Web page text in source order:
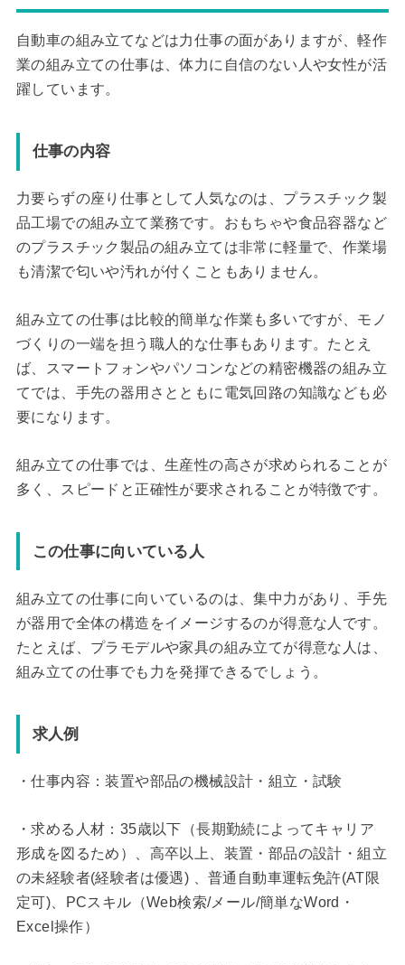
自動車の組み立てなどは力仕事の面がありますが、軽作
業の組み立ての仕事は、体力に自信のない人や女性が活
躍しています。
仕事の内容
力要らずの座り仕事として人気なのは、プラスチック製
品工場での組み立て業務です。おもちゃや食品容器など
のプラスチック製品の組み立ては非常に軽量で、作業場
も清潔で匂いや汚れが付くこともありません。
組み立ての仕事は比較的簡単な作業も多いですが、モノ
づくりの一端を担う職人的な仕事もあります。たとえ
ば、スマートフォンやパソコンなどの精密機器の組み立
てでは、手先の器用さとともに電気回路の知識なども必
要になります。
組み立ての仕事では、生産性の高さが求められることが
多く、スピードと正確性が要求されることが特徴です。
この仕事に向いている人
組み立ての仕事に向いているのは、集中力があり、手先
が器用で全体の構造をイメージするのが得意な人です。
たとえば、プラモデルや家具の組み立てが得意な人は、
組み立ての仕事でも力を発揮できるでしょう。
求人例
・仕事内容：装置や部品の機械設計・組立・試験
・求める人材：35歳以下（長期勤続によってキャリア
形成を図るため）、高卒以上、装置・部品の設計・組立
の未経験者(経験者は優遇) 、普通自動車運転免許(AT限
定可)、PCスキル（Web検索/メール/簡単なWord・
Excel操作）